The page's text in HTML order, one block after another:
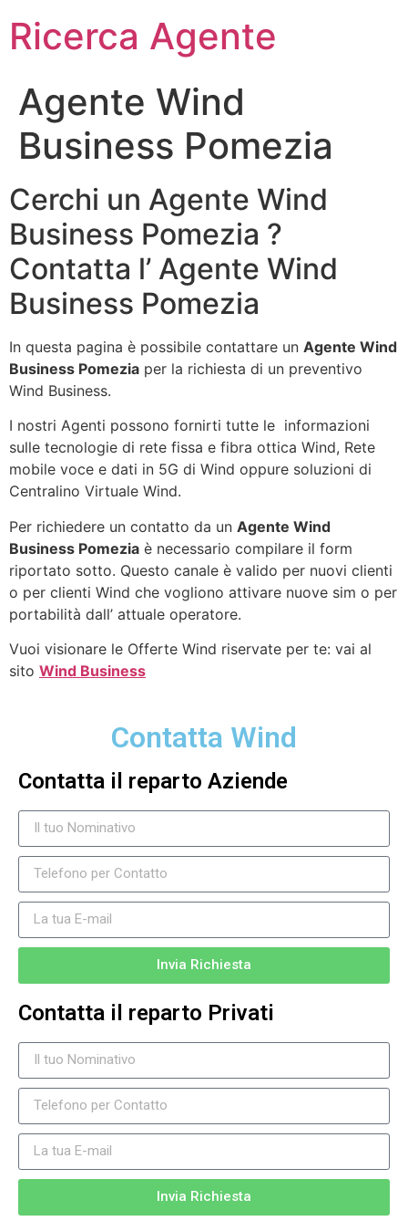
Ricerca Agente
Agente Wind
Business Pomezia
Cerchi un Agente Wind
Business Pomezia ?
Contatta l’ Agente Wind
Business Pomezia
In questa pagina è possibile contattare un Agente Wind
Business Pomezia per la richiesta di un preventivo
Wind Business.
I nostri Agenti possono fornirti tutte le informazioni
sulle tecnologie di rete fissa e fibra ottica Wind, Rete
mobile voce e dati in 5G di Wind oppure soluzioni di
Centralino Virtuale Wind.
Per richiedere un contatto da un Agente Wind
Business Pomezia è necessario compilare il form
riportato sotto. Questo canale è valido per nuovi clienti
o per clienti Wind che vogliono attivare nuove sim o per
portabilità dall’ attuale operatore.
Vuoi visionare le Offerte Wind riservate per te: vai al
sito Wind Business
Contatta Wind
Contatta il reparto Aziende
Invia Richiesta
Contatta il reparto Privati
Invia Richiesta